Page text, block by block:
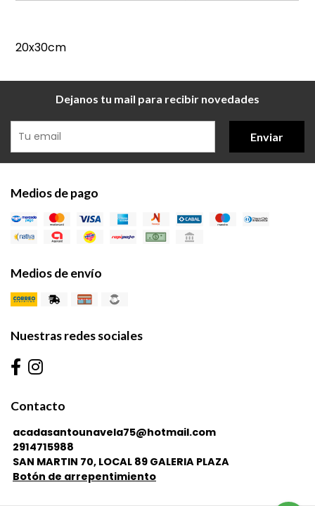
20x30cm
Dejanos tu mail para recibir novedades
Enviar
Medios de pago
Medios de envío
Nuestras redes sociales
Contacto
acadasantounavela75@hotmail.com
2914715988
SAN MARTIN 70, LOCAL 89 GALERIA PLAZA
Botón de arrepentimiento